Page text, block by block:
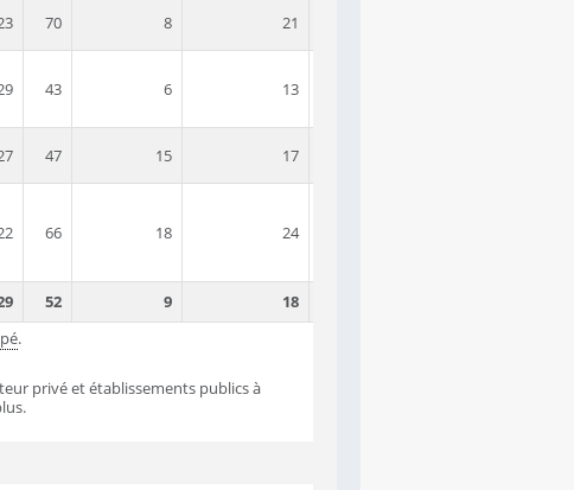
70 8 21
43 6 13
47 15 17
66 18 24
52 9 18
.
privé et établissements publics à